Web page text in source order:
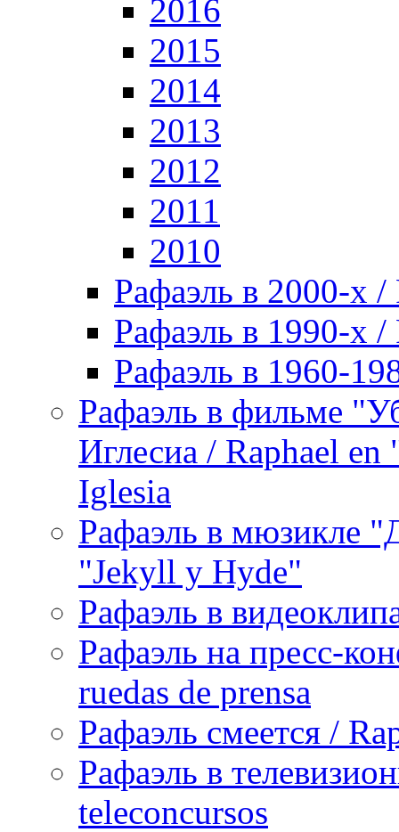
2016
2015
2014
2013
2012
2011
2010
Рафаэль в 2000-х /
Рафаэль в 1990-х /
Рафаэль в 1960-
Рафаэль в фильме
Иглесиа / Raphael
Iglesia
Рафаэль в мюзикле
"Jekyll y Hyde"
Рафаэль в
Рафаэль на пресс-
ruedas de prensa
Рафаэль смеется /
Рафаэль в
teleconcursos